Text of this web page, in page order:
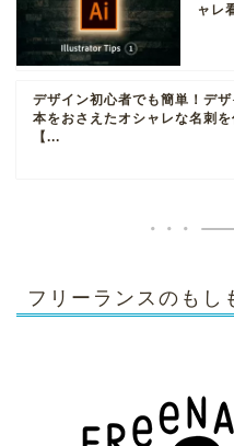
ャレ
デザイン初心者でも簡単！デ
本をおさえたオシャレな名刺を
【...
フリーランスのもし